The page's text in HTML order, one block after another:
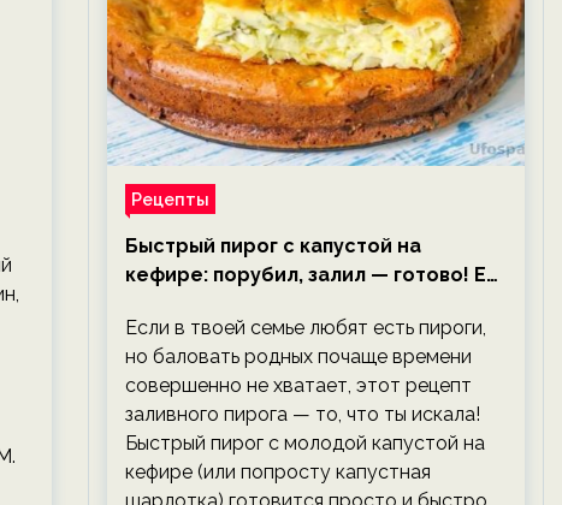
Рецепты
Быстрый пирог с капустой на
кефире: порубил, залил — готово! Ем,
Если в твоей семье любят есть пироги,
но баловать родных почаще времени
совершенно не хватает, этот рецепт
заливного пирога — то, что ты искала!
Быстрый пирог с молодой капустой на
кефире (или попросту капустная